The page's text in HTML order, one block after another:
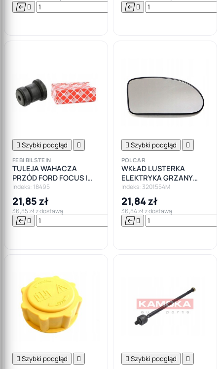
  

 
 Szybki podgląd 
FEBI BILSTEIN
TULEJA WAHACZA
PRZÓD FORD FOCUS I
MK1
Indeks: 18495
21,85 zł
36,85 zł z dostawą
  

 Szybki podgląd 
POLCAR
WKŁAD LUSTERKA
ELEKTRYKA GRZANY
PRAWY FORD FOCUS I
Indeks: 3201554M
21,84 zł
36,84 zł z dostawą
 
 Szybki podgląd   Szybki podgląd 